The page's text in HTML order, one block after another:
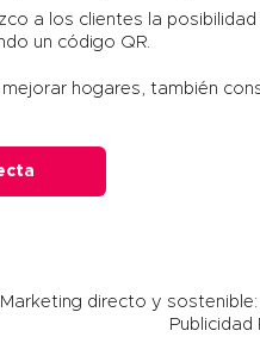
a los clientes la posibilidad
un código QR.
hogares, también
Marketing directo y
Publicidad